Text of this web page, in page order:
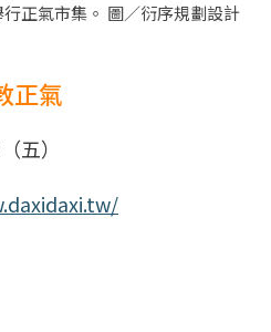
行正氣市集。 圖／衍序規劃設計
正氣
五）